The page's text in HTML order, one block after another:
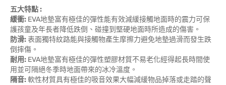
五大特點 :
緩衝: EVA地墊富有極佳的彈性能有效減緩接觸地面時的震力可保
護孩童及年長者降低跌倒、碰撞到堅硬地面時所造成的傷害。
防滑: 表面獨特紋路能與接觸物產生摩擦力避免地墊過滑而發生跌
倒摔傷。
耐用: EVA地墊富有極佳的彈性塑膠材質不易老化經得起長時間使
用並可隔絕冬季時地面帶來的冰冷溫度。
隔音:軟性材質具有極佳的吸音效果大幅減緩物品掉落或走踏的聲